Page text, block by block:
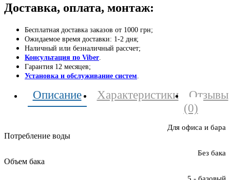
Доставка, оплата, монтаж:
Бесплатная доставка заказов от 1000 грн;
Ожидаемое время доставки: 1-2 дня;
Наличный или безналичный рассчет;
Консультация по Viber
Гарантия 12 месяцев;
Установка и обслуживание систем
Описание Характеристики
Отзывы
(0)
Потребление воды
Для офиса и бара
Объем бака
Без бака
5 - базовый